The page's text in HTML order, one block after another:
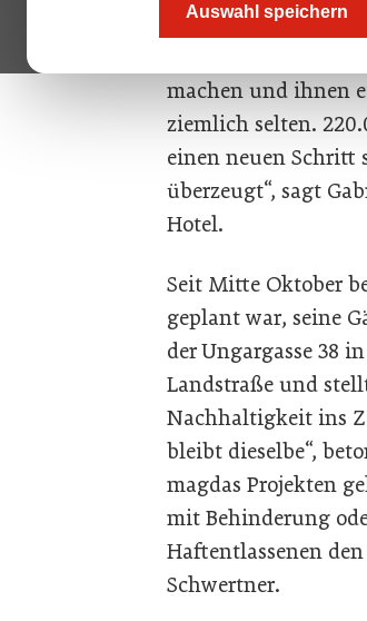
Auswahl speichern
innovative Hotel-
Schlagzeilen.
machen und ihnen
ziemlich selten.
einen neuen Schritt
überzeugt“, sagt
Hotel.
Seit Mitte Oktober
geplant war, seine
der Ungargasse 38
Landstraße und
Nachhaltigkeit ins
bleibt dieselbe“,
magdas Projekten
mit Behinderung
Haftentlassenen
Schwertner.